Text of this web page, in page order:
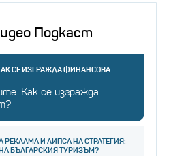
Подкаст
СЕ ИЗГРАЖДА ФИНАНСОВА
Как се изгражда
И ЛИПСА НА СТРАТЕГИЯ:
БЪЛГАРСКИЯ ТУРИЗЪМ?